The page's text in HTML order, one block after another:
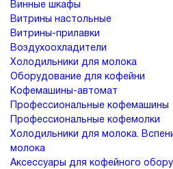
Винные шкафы
Витрины настольные
Витрины-прилавки
Воздухоохладители
Холодильники для молока
Оборудование для кофейни
Кофемашины-автомат
Профессиональные кофемашины
Профессиональные кофемолки
Холодильники для молока.
молока
Аксессуары для кофейного